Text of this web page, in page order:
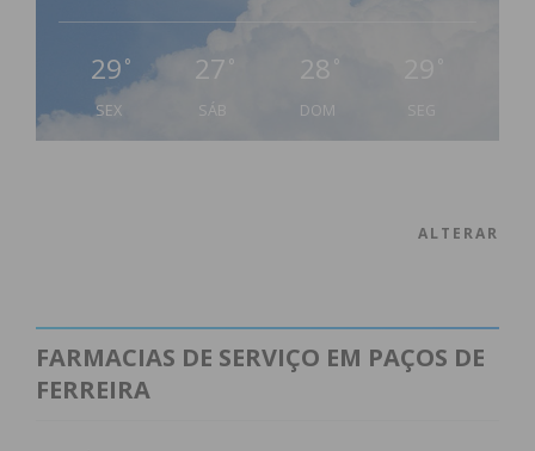
29 °
SEX
27 °
SÁB
28 °
DOM
ALTERAR
FARMACIAS DE SERVIÇO EM PAÇOS DE
FERREIRA